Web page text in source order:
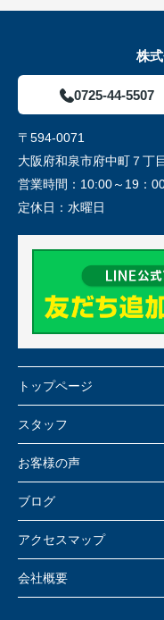
株
0725-44-5507
〒594-0071
大阪府和泉市府中町７丁
営業時間： 10:00～19：
定休日： 水曜日
トップページ
スタッフ
お客様の声
ブログ
アクセスマップ
会社概要